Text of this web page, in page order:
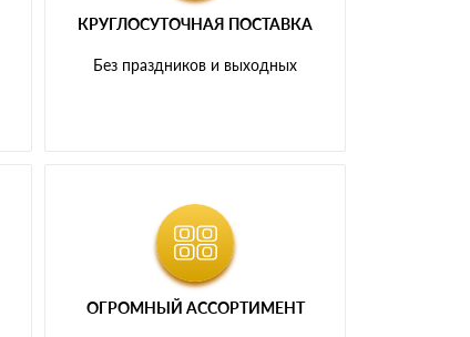
КРУГЛОСУТОЧНАЯ ПОСТАВКА
Без праздников и выходных
ОГРОМНЫЙ АССОРТИМЕНТ